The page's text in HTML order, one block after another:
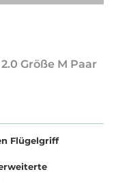
Größe M Paar
Flügelgriff